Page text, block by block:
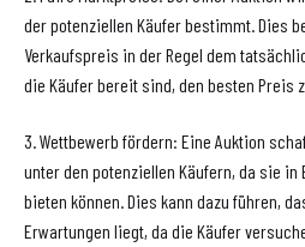
der potenziellen Käufer bestimmt. Dies
Verkaufspreis in der Regel dem
die Käufer bereit sind, den besten Preis
3. Wettbewerb fördern: Eine Auktion
unter den potenziellen Käufern, da sie
bieten können. Dies kann dazu führen,
Erwartungen liegt, da die Käufer